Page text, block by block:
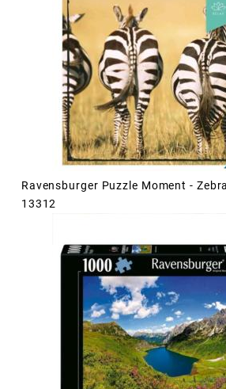
Ravensburger Puzzle Moment -
13312